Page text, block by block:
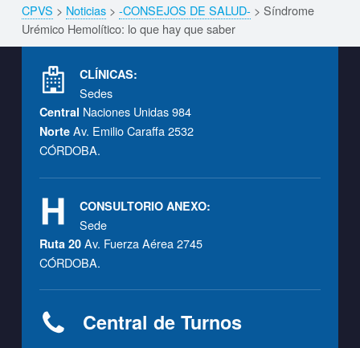
Breadcrumbs navigation
CPVS > Noticias> -CONSEJOS DE SALUD- > Síndrome
Urémico Hemolítico: lo que hay que saber
CLÍNICAS:
Sedes
Central Naciones Unidas 984
Norte Av. Emilio Caraffa 2532
CÓRDOBA.
CONSULTORIO ANEXO:
Sede
Ruta 20Av. Fuerza Aérea 2745
CÓRDOBA.
Central de Turnos